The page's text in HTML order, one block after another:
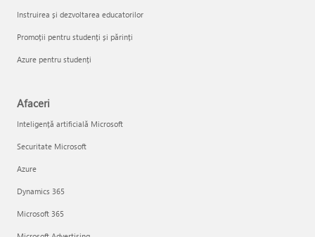
Instruirea și dezvoltarea educatorilor
Promoții pentru studenți și părinți
Azure pentru studenți
Afaceri
Inteligență artificială Microsoft
Securitate Microsoft
Azure
Dynamics 365
Microsoft 365